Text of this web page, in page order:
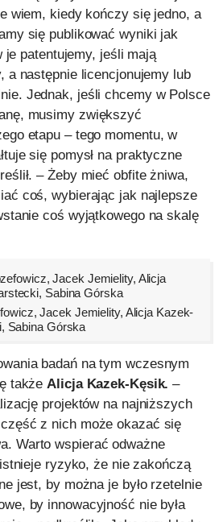
wiem, kiedy kończy się jedno, a
się publikować wyniki jak
je patentujemy, jeśli mają
a następnie licencjonujemy lub
Jednak, jeśli chcemy w Polsce
musimy zwiększyć
etapu – tego momentu, w
się pomysł na praktyczne
– Żeby mieć obfite żniwa,
coś, wybierając jak najlepsze
coś wyjątkowego na skalę
Jacek Jemielity, Alicja Kazek-
Sabina Górska
badań na tym wczesnym
takżeAlicja Kazek-Kęsik. –
projektów na najniższych
z nich może okazać się
Warto wspierać odważne
ryzyko, że nie zakończą
jest, by można je było rzetelnie
by innowacyjność nie była